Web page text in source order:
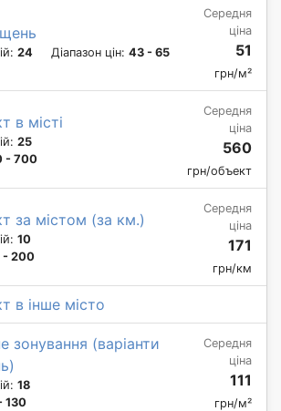
24 Діапазон цін: 43 - 65
Середня
ціна
51
грн/м²
в місті
25
- 700
Середня
ціна
560
грн/объект
за містом (за км.)
10
- 200
Середня
ціна
171
грн/км
в інше місто
зонування (варіанти
18
130
Середня
ціна
111
грн/м²